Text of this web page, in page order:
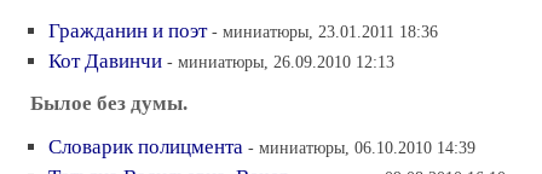
Гражданин и поэт - миниатюры, 23.01.2011 18:36
Кот Давинчи - миниатюры, 26.09.2010 12:13
Былое без думы.
Словарик полицмента - миниатюры, 06.10.2010 14:39